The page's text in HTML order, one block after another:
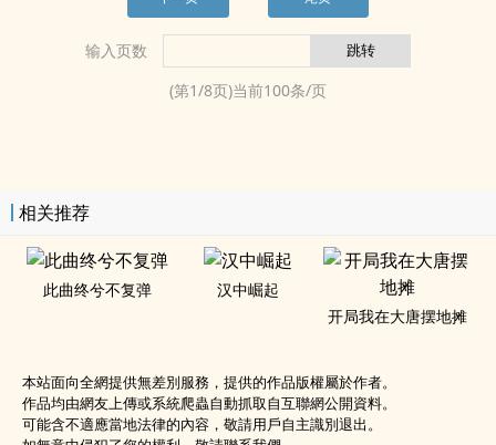
输入页数
(第1/8页)当前100条/页
相关推荐
此曲终兮不复弹
汉中崛起
开局我在大唐摆地摊
本站面向全網提供無差別服務，提供的作品版權屬於作者。
作品均由網友上傳或系統爬蟲自動抓取自互聯網公開資料。
可能含不適應當地法律的內容，敬請用戶自主識別退出。